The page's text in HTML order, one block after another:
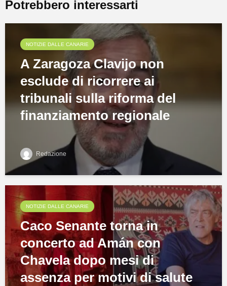
Potrebbero interessarti
NOTIZIE DALLE CANARIE
A Zaragoza Clavijo non
esclude di ricorrere ai
tribunali sulla riforma del
finanziamento regionale
Redazione
NOTIZIE DALLE CANARIE
Caco Senante torna in
concerto ad Amán con
Chavela dopo mesi di
assenza per motivi di salute